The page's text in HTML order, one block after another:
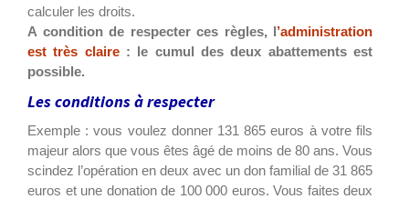
calculer les droits.
A condition de respecter ces règles, l’administration
est très claire: le cumul des deux abattements est
possible.
Les conditions à respecter
Exemple : vous voulez donner 131 865 euros à votre fils
majeur alors que vous êtes âgé de moins de 80 ans. Vous
scindez l’opération en deux avec un don familial de 31 865
euros et une donation de 100 000 euros. Vous faites deux